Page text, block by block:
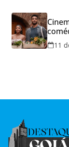
hoje
11